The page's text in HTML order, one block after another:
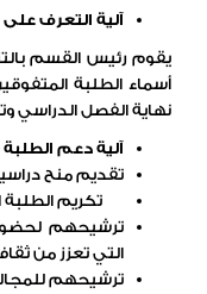
آلية التعرف
يقوم رئيس القسم
نهاية الفصل الدراسي
آلية دعم
تقديم منح
تكريم الطلبة
ترشيحهم لحضور
التي تعزز من
ترشيحهم